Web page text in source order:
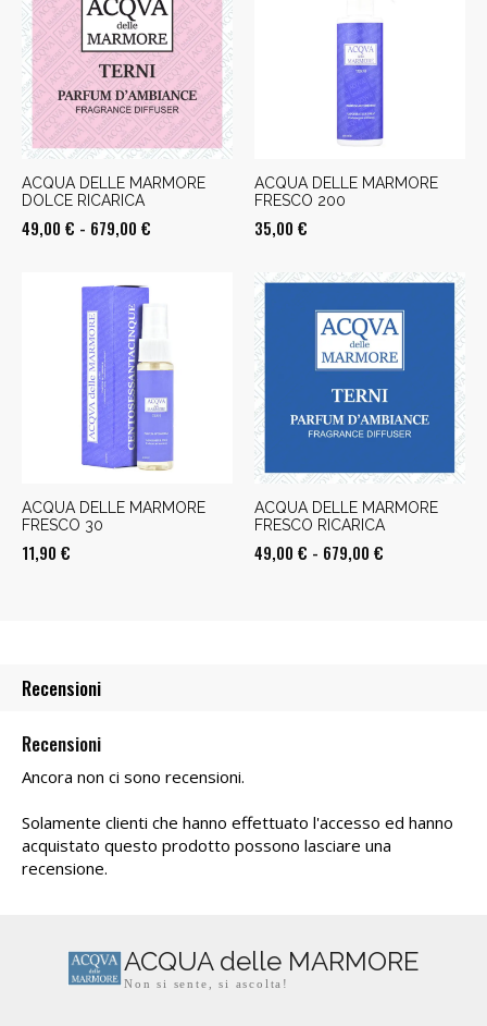
ACQUA DELLE MARMORE
DOLCE RICARICA
49,00 € - 679,00 €
a
ACQUA DELLE MARMORE
FRESCO 200
35,00 €
ACQUA DELLE MARMORE
FRESCO 30
11,90 €
ACQUA DELLE MARMORE
FRESCO RICARICA
49,00 € - 679,00 €
Recensioni
Recensioni
Ancora non ci sono recensioni.
Solamente clienti che hanno effettuato l'accesso ed hanno
acquistato questo prodotto possono lasciare una
recensione.
ACQUA delle MARMORE
Non si sente, si ascolta!